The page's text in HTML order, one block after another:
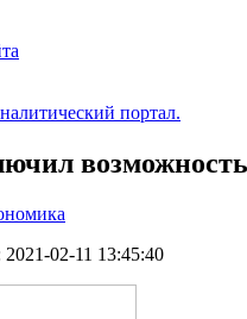
02-11 13:45:40